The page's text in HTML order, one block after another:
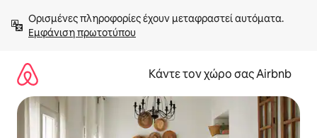
στο
περιεχόμενοΕμφάνιση πρωτοτύπου
Κάντε τον χώρο σας Airbnb